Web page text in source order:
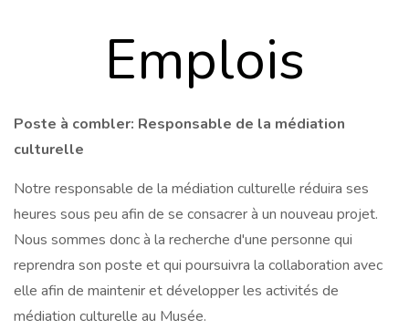
Emplois
Poste à combler: Responsable de la médiation
culturelle
Notre responsable de la médiation culturelle réduira ses
heures sous peu afin de se consacrer à un nouveau projet.
Nous sommes donc à la recherche d'une personne qui
reprendra son poste et qui poursuivra la collaboration avec
elle afin de maintenir et développer les activités de
médiation culturelle au Musée.